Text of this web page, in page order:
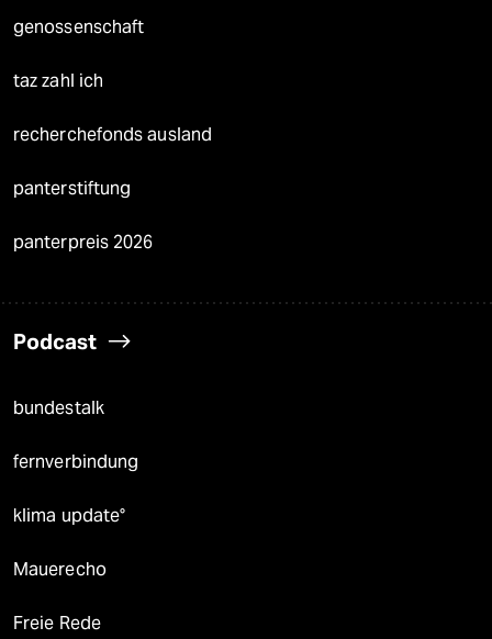
genossenschaft
taz zahl ich
recherchefonds ausland
panterstiftung
panterpreis 2026
Podcast
bundestalk
fernverbindung
klima update°
Mauerecho
Freie Rede